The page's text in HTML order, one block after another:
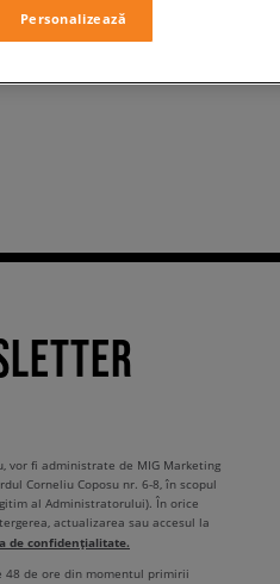
vor fi administrate de MIG Marketing
Corneliu Coposu nr. 6-8, în scopul
al Administratorului). În orice
actualizarea sau accesul la
de confidențialitate.
48 de ore din momentul primirii
Personalizează